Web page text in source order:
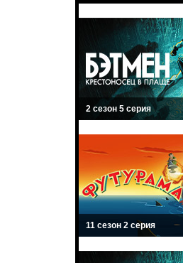
2 сезон 5 серия
11 сезон 2 серия